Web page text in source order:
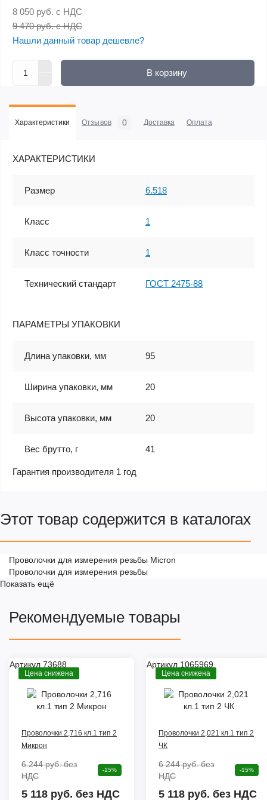
8 050 руб. с НДС
9 470 руб. с НДС
Нашли данный товар дешевле?
В корзину
Характеристики Отзывов 0 Доставка Оплата
ХАРАКТЕРИСТИКИ
Размер 6.518
Класс 1
Класс точности 1
Технический стандарт ГОСТ 2475-88
ПАРАМЕТРЫ УПАКОВКИ
Длина упаковки, мм 95
Ширина упаковки, мм 20
Высота упаковки, мм 20
Вес брутто, г 41
Гарантия производителя 1 год
Этот товар содержится в каталогах
Проволочки для измерения резьбы Micron
Проволочки для измерения резьбы
Показать ещё
Рекомендуемые товары
Артикул 73688
Цена снижена
Проволочки 2,716 кл.1 тип 2
Микрон
6 244 руб.без
НДС
-15%
5 118 руб. без НДС
Артикул 1065969
Цена снижена
Проволочки 2,021 кл.1 тип 2
ЧК
6 244 руб.без
НДС
-15%
5 118 руб. без НДС